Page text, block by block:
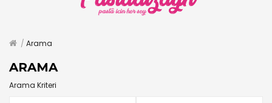
Arama
ARAMA
Arama Kriteri